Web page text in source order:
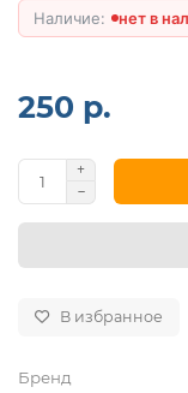
нет в
250 р.
В избранное
Бренд